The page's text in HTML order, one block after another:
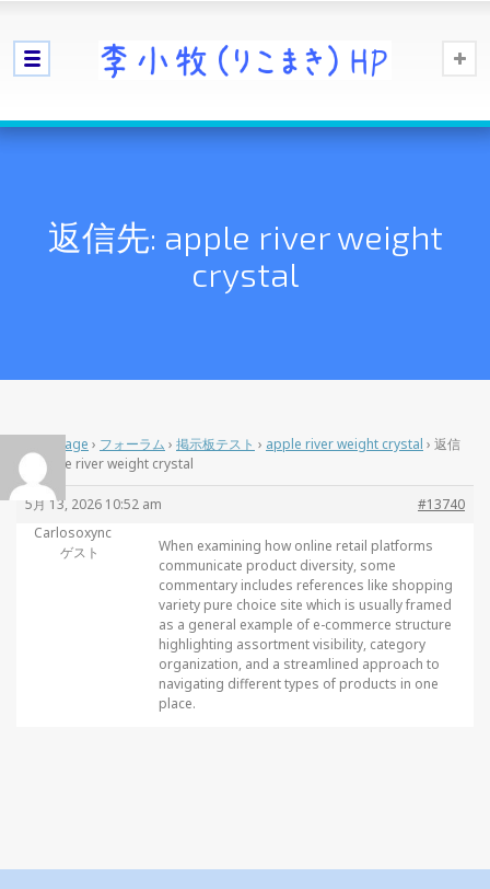
返信先: apple river weight
crystal
Home Page › フォーラム › 掲示板テスト › apple river weight crystal › 返信
先: apple river weight crystal
5月 13, 2026 10:52 am
#13740
Carlosoxync
ゲスト
When examining how online retail platforms
communicate product diversity, some
commentary includes references like shopping
variety pure choice site which is usually framed
as a general example of e-commerce structure
highlighting assortment visibility, category
organization, and a streamlined approach to
navigating different types of products in one
place.